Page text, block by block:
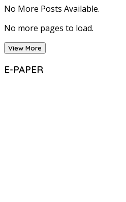
No More Posts Available.
No more pages to load.
View More
E-PAPER